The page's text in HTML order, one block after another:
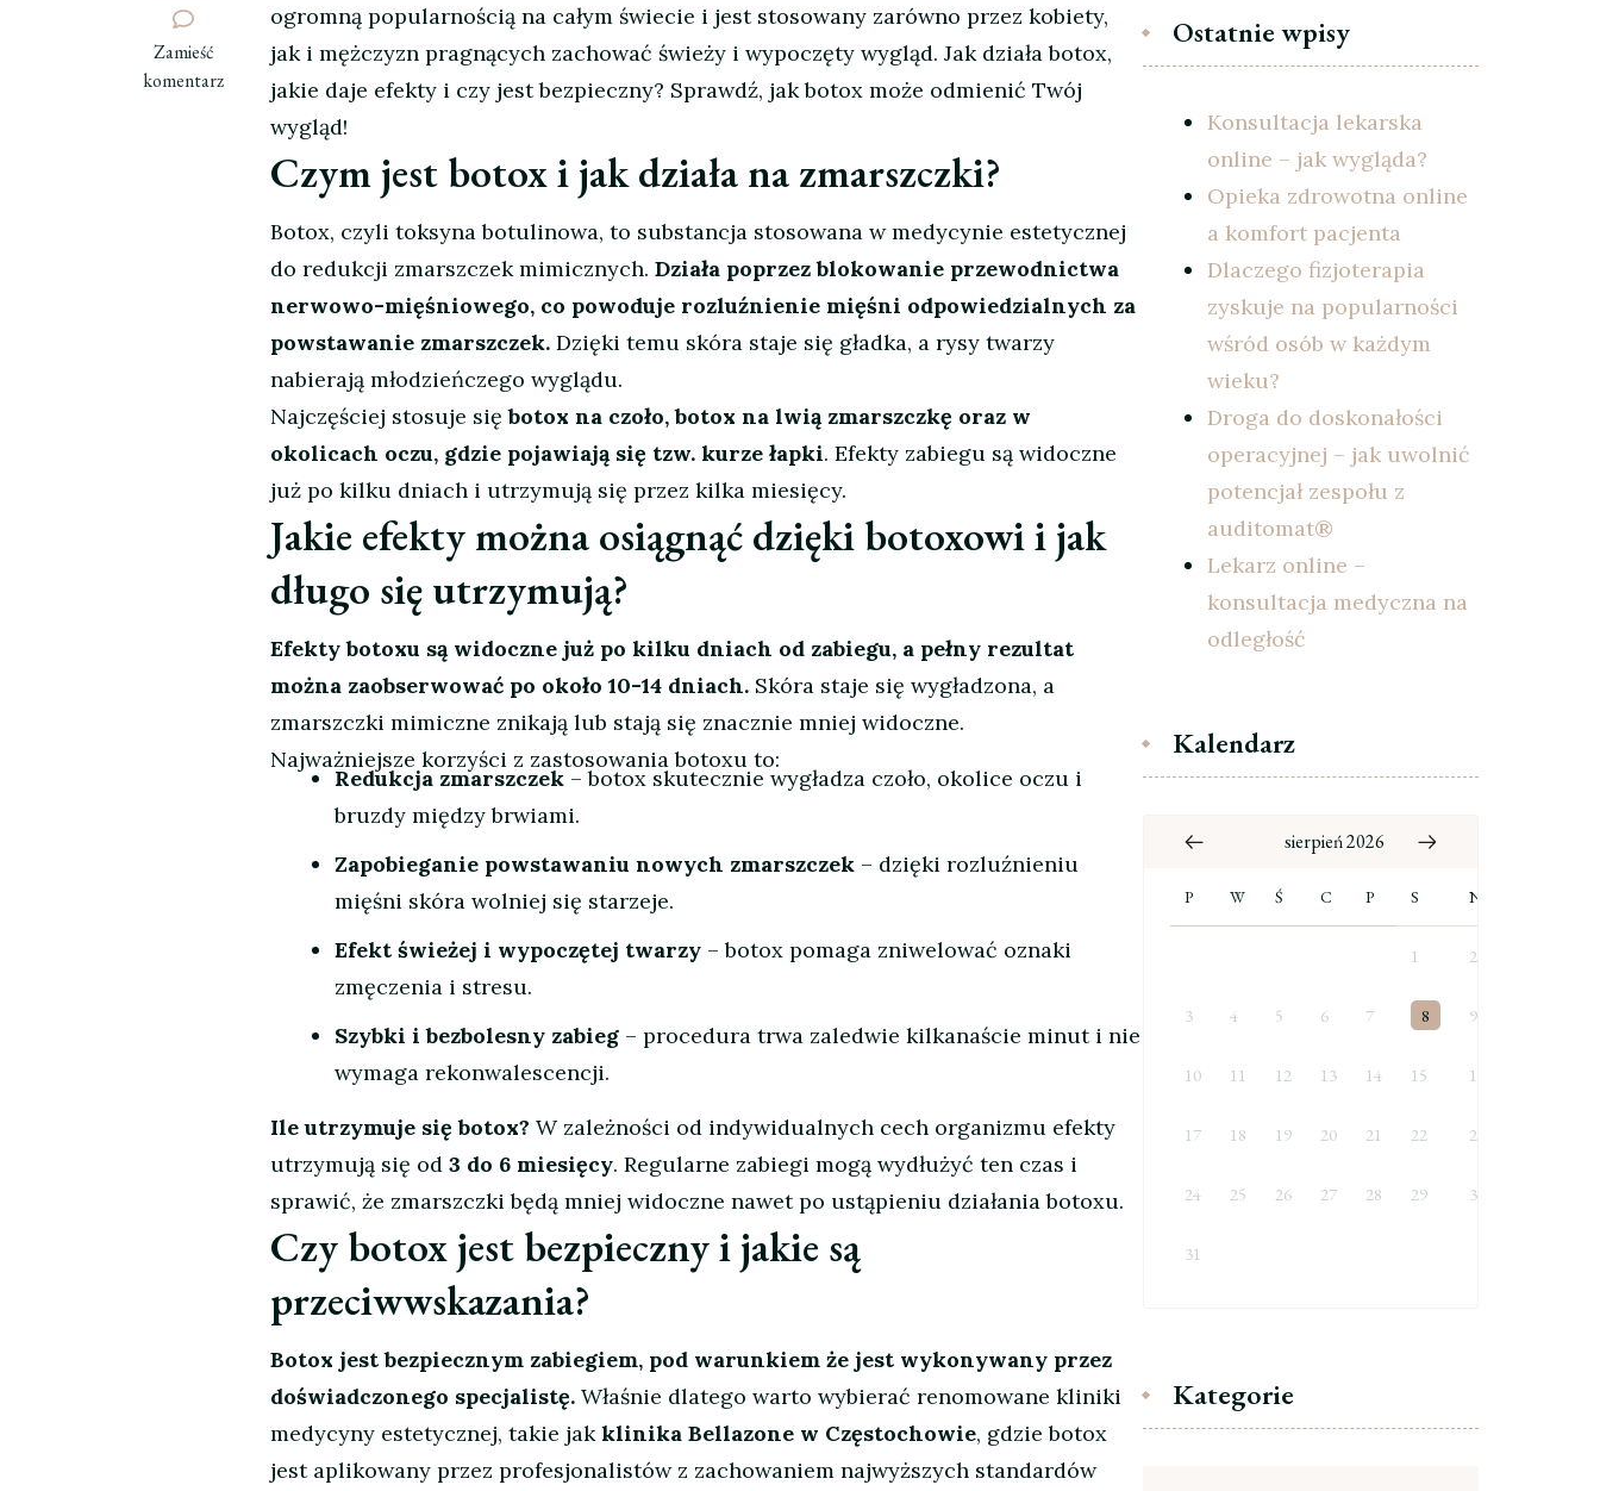
Zamieść
komentarz
we
wpisie
ogromną popularnością na całym świecie i jest stosowany zarówno przez kobiety,
jak i mężczyzn pragnących zachować świeży i wypoczęty wygląd. Jak działa botox,
jakie daje efekty i czy jest bezpieczny? Sprawdź, jak botox może odmienić Twój
wygląd!
Czym jest botox i jak działa na zmarszczki?
Botox, czyli toksyna botulinowa, to substancja stosowana w medycynie estetycznej
do redukcji zmarszczek mimicznych. Działa poprzez blokowanie przewodnictwa
nerwowo-mięśniowego, co powoduje rozluźnienie mięśni odpowiedzialnych za
powstawanie zmarszczek. Dzięki temu skóra staje się gładka, a rysy twarzy
nabierają młodzieńczego wyglądu.
Najczęściej stosuje siębotox na czoło, botox na lwią zmarszczkę oraz w
okolicach oczu, gdzie pojawiają się tzw. kurze łapki. Efekty zabiegu są widoczne
już po kilku dniach i utrzymują się przez kilka miesięcy.
Jakie efekty można osiągnąć dzięki botoxowi i jak
długo się utrzymują?
Efekty botoxu są widoczne już po kilku dniach od zabiegu, a pełny rezultat
można zaobserwować po około 10-14 dniach. Skóra staje się wygładzona, a
zmarszczki mimiczne znikają lub stają się znacznie mniej widoczne.
Najważniejsze korzyści z zastosowania botoxu to:
Redukcja zmarszczek – botox skutecznie wygładza czoło, okolice oczu i
bruzdy między brwiami.
Zapobieganie powstawaniu nowych zmarszczek – dzięki rozluźnieniu
mięśni skóra wolniej się starzeje.
Efekt świeżej i wypoczętej twarzy – botox pomaga zniwelować oznaki
zmęczenia i stresu.
Szybki i bezbolesny zabieg – procedura trwa zaledwie kilkanaście minut i nie
wymaga rekonwalescencji.
Ile utrzymuje się botox? W zależności od indywidualnych cech organizmu efekty
utrzymują się od 3 do 6 miesięcy. Regularne zabiegi mogą wydłużyć ten czas i
sprawić, że zmarszczki będą mniej widoczne nawet po ustąpieniu działania botoxu.
Czy botox jest bezpieczny i jakie są
przeciwwskazania?
Botox jest bezpiecznym zabiegiem, pod warunkiem że jest wykonywany przez
doświadczonego specjalistę. Właśnie dlatego warto wybierać renomowane kliniki
medycyny estetycznej, takie jakklinika Bellazone w Częstochowie, gdzie botox
jest aplikowany przez profesjonalistów z zachowaniem najwyższych standardów
Ostatnie wpisy
Konsultacja lekarska
online – jak wygląda?
Opieka zdrowotna online
a komfort pacjenta
Dlaczego fizjoterapia
zyskuje na popularności
wśród osób w każdym
wieku?
Droga do doskonałości
operacyjnej – jak uwolnić
potencjał zespołu z
auditomat®
Lekarz online –
konsultacja medyczna na
odległość
Kalendarz
sierpień 2026
P W Ś C P S N
1 2
3 4 5 6 7 8 9
10 11 12 13 14 15 16
17 18 19 20 21 22 23
24 25 26 27 28 29 30
31
Kategorie